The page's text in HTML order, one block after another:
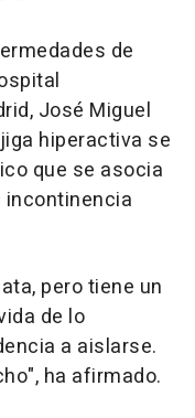
de
José Miguel
hiperactiva se
que se asocia
pero tiene un
de lo
a aislarse.
ha afirmado.